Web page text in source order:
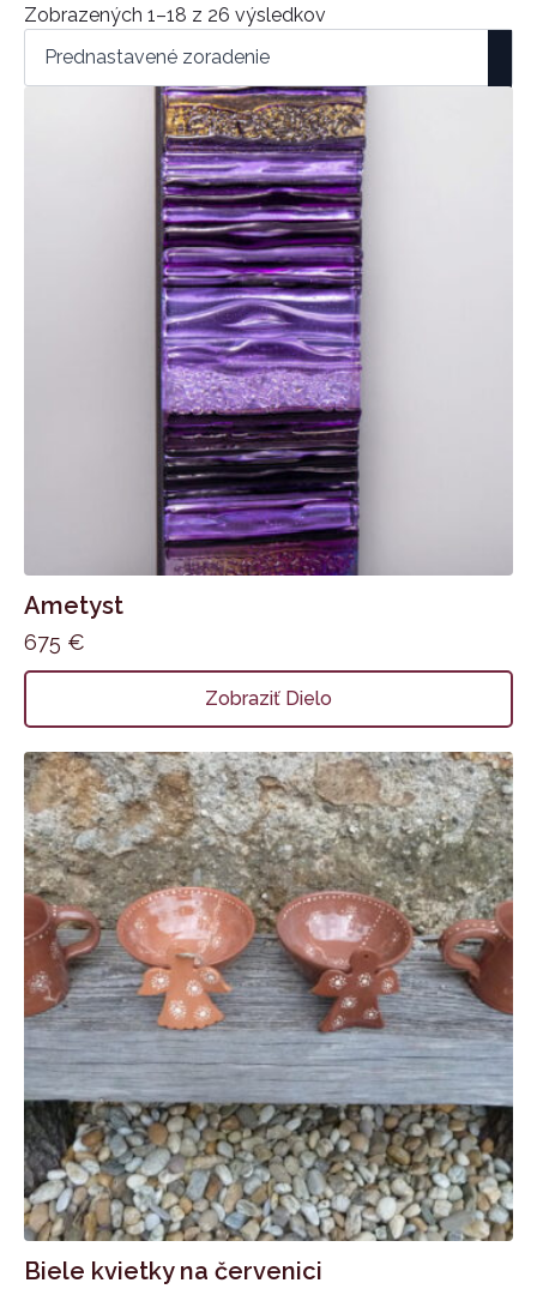
Zobrazených 1–18 z 26 výsledkov
Ametyst
675 €
Zobraziť Dielo
Biele kvietky na červenici